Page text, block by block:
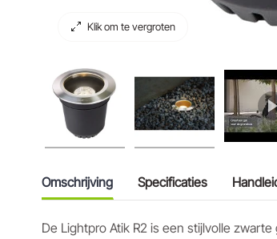
Klik om te vergroten
Omschrijving Specificaties
De Lightpro Atik R2 is een stijlvolle